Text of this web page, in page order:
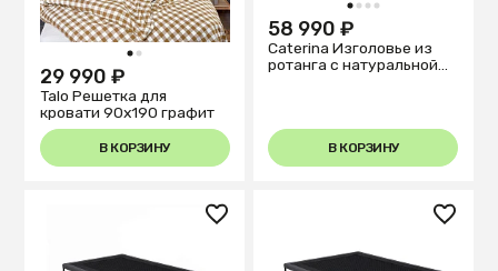
1 2
29 990 ₽
Talo Решетка для
кровати 90х190 графит
В КОРЗИНУ
1 2 3 4
58 990 ₽
Caterina Изголовье из
ротанга с натуральной
В КОРЗИНУ